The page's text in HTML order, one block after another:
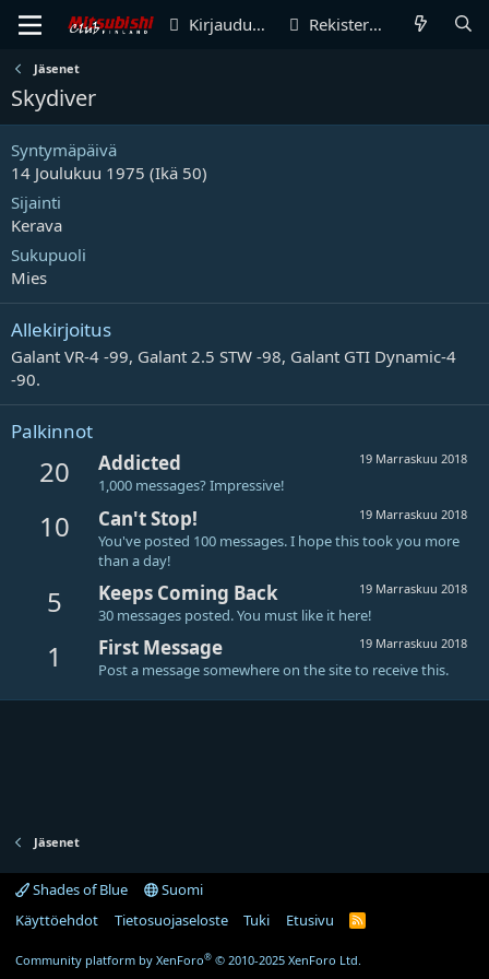
Kirjaudu sisään Rekisteröidy
Jäsenet
Skydiver
Syntymäpäivä
14 Joulukuu 1975 (Ikä 50)
Sijainti
Kerava
Sukupuoli
Mies
Allekirjoitus
Galant VR-4 -99, Galant 2.5 STW -98, Galant GTI Dynamic-4
-90.
Palkinnot
20 19 Marraskuu 2018
Addicted
1,000 messages? Impressive!
10 19 Marraskuu 2018
Can't Stop!
You've posted 100 messages. I hope this took you more
than a day!
5 19 Marraskuu 2018
Keeps Coming Back
30 messages posted. You must like it here!
1 19 Marraskuu 2018
First Message
Post a message somewhere on the site to receive this.
Jäsenet
Shades of Blue
Suomi
Käyttöehdot
Tietosuojaseloste Tuki Etusivu
R
Community platform by XenForo® © 2010-2025 XenForo Ltd.